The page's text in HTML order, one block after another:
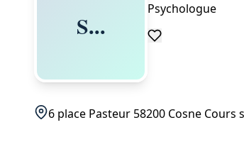
S...
Psychologue
6 place Pasteur 58200 Cosne Cours